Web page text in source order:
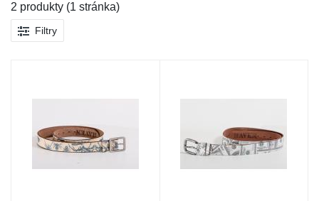
2 produkty (1 stránka)
Filtry